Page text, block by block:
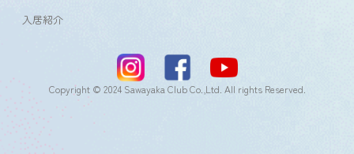
入居紹介
Copyright © 2024 Sawayaka Club Co.,Ltd. All rights Reserved.